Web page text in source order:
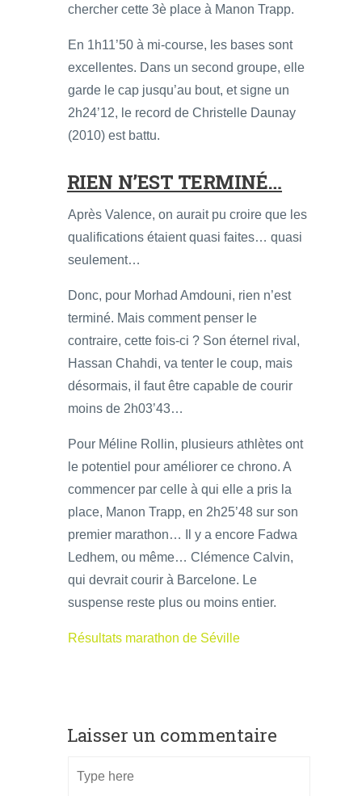
chercher cette 3è place à Manon Trapp.
En 1h11’50 à mi-course, les bases sont
excellentes. Dans un second groupe, elle
garde le cap jusqu’au bout, et signe un
2h24’12, le record de Christelle Daunay
(2010) est battu.
RIEN N’EST TERMINÉ…
Après Valence, on aurait pu croire que les
qualifications étaient quasi faites… quasi
seulement…
Donc, pour Morhad Amdouni, rien n’est
terminé. Mais comment penser le
contraire, cette fois-ci ? Son éternel rival,
Hassan Chahdi, va tenter le coup, mais
désormais, il faut être capable de courir
moins de 2h03’43…
Pour Méline Rollin, plusieurs athlètes ont
le potentiel pour améliorer ce chrono. A
commencer par celle à qui elle a pris la
place, Manon Trapp, en 2h25’48 sur son
premier marathon… Il y a encore Fadwa
Ledhem, ou même… Clémence Calvin,
qui devrait courir à Barcelone. Le
suspense reste plus ou moins entier.
Résultats marathon de Séville
Laisser un commentaire